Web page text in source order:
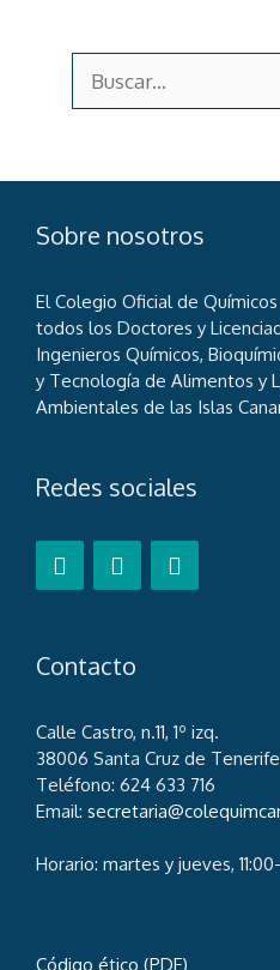
Sobre nosotros
El Colegio Oficial de
todos los Doctores y
Ingenieros Químicos,
y Tecnología de Alimentos y
Ambientales de las Islas
Redes sociales
Contacto
Calle Castro, n.11, 1º izq.
38006 Santa Cruz de Tenerife
Teléfono: 624 633 716
Email:
Horario: martes y jueves,
Código ético (PDF)